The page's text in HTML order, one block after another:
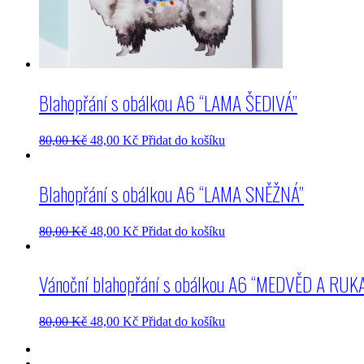
Blahopřání s obálkou A6 “LAMA ŠEDIVÁ”
80,00Kč 48,00 Kč Přidat do košíku
Blahopřání s obálkou A6 “LAMA SNĚŽNÁ”
80,00Kč 48,00 Kč Přidat do košíku
Vánoční blahopřání s obálkou A6 “MEDVĚD A
80,00Kč 48,00 Kč Přidat do košíku